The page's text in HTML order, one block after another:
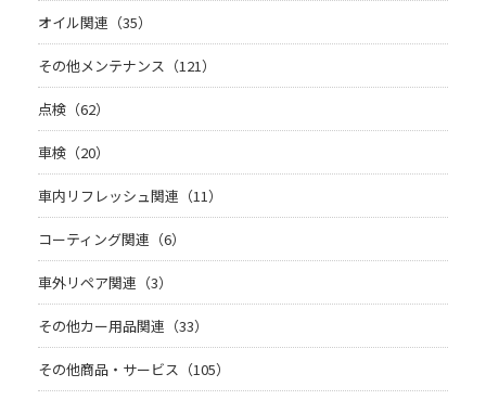
オイル関連（35）
その他メンテナンス（121）
点検（62）
車検（20）
車内リフレッシュ関連（11）
コーティング関連（6）
車外リペア関連（3）
その他カー用品関連（33）
その他商品・サービス（105）